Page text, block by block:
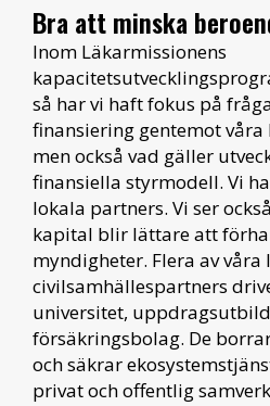
Bra att minska
Inom Läkarmissionens
så har vi haft fokus på
finansiering gentemot
men också vad gäller
finansiella styrmodell. Vi
lokala partners. Vi ser
kapital blir lättare att
myndigheter. Flera av våra
civilsamhällespartners
universitet,
försäkringsbolag. De
och säkrar
privat och offentlig